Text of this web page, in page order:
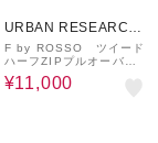
URBAN RESEARCH
ware house
F by ROSSO ツイード
ハーフZIPプルオーバー
+スカート
¥11,000